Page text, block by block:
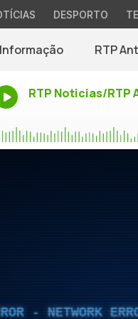
DESPORTO
Informação RTP
RTP Noticias/RTP
- NETWORK